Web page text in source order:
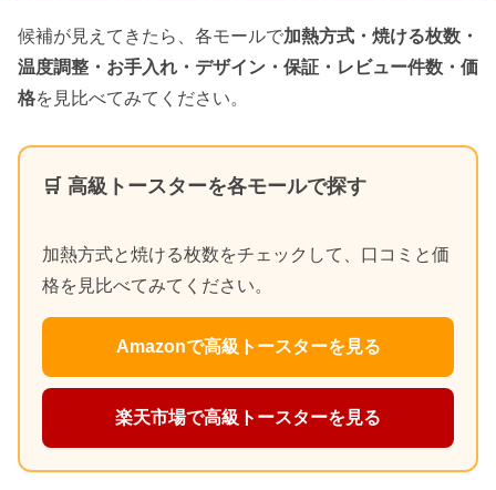
候補が見えてきたら、各モールで加熱方式・焼ける枚数・
温度調整・お手入れ・デザイン・保証・レビュー件数・価
格を見比べてみてください。
🛒 高級トースターを各モールで探す
加熱方式と焼ける枚数をチェックして、口コミと価
格を見比べてみてください。
Amazonで高級トースターを見る
楽天市場で高級トースターを見る